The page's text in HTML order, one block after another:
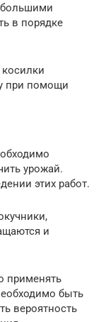
большими
в порядке
при помощи
урожай.
этих работ.
и
применять
быть
вероятность